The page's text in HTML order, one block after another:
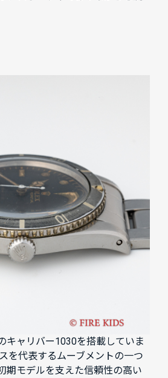
キャリバー1030を搭載していま
を代表するムーブメントの一つ
期モデルを支えた信頼性の高い